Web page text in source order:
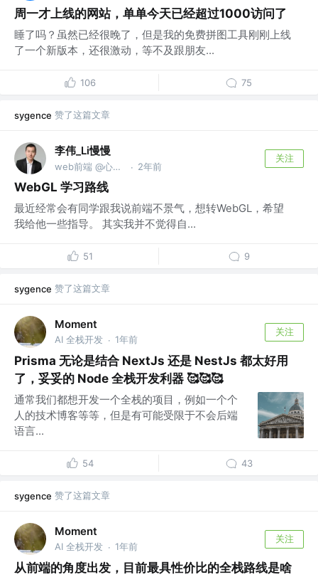
周一才上线的网站，单单今天已经超过1000访问了
睡了吗？虽然已经很晚了，但是我的免费拼图工具刚刚上线
了一个新版本，还很激动，等不及跟朋友...
106 75
sygence 赞了这篇文章
李伟_Li慢慢
web前端 @心间雪静 · 2年前
关注
WebGL 学习路线
最近经常会有同学跟我说前端不景气，想转WebGL，希望
我给他一些指导。 其实我并不觉得自...
51 9
sygence 赞了这篇文章
Moment
AI 全栈开发 · 1年前
关注
Prisma 无论是结合 NextJs 还是 NestJs 都太好用
了，妥妥的 Node 全栈开发利器 🥰🥰🥰
通常我们都想开发一个全栈的项目，例如一个个
人的技术博客等等，但是有可能受限于不会后端
语言...
54 43
sygence 赞了这篇文章
Moment
AI 全栈开发 · 1年前
关注
从前端的角度出发，目前最具性价比的全栈路线是啥